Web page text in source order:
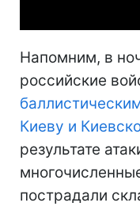
Напомним, в
российские
Киеву и
результате
пострадали